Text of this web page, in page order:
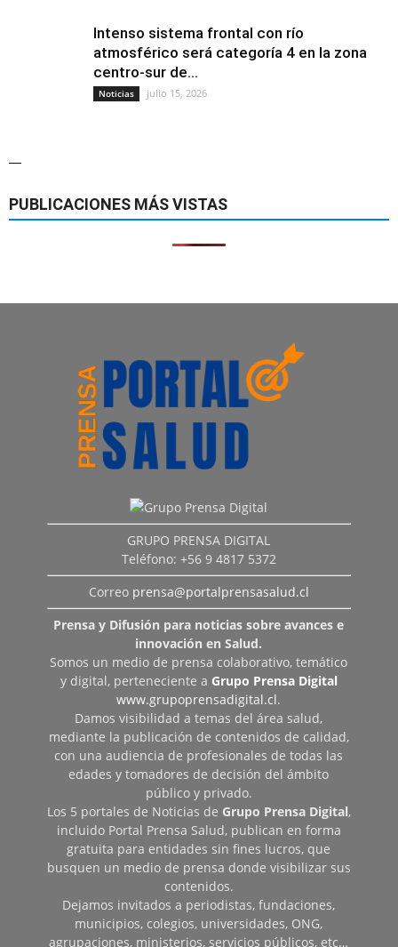
Intenso sistema frontal con río
atmosférico será categoría 4 en la zona
centro-sur de...
Noticias julio 15, 2026
—
PUBLICACIONES MÁS VISTAS
GRUPO PRENSA DIGITAL
Teléfono: +56 9 4817 5372
Correo prensa@portalprensasalud.cl
Prensa y Difusión para noticias sobre avances e
innovación en Salud.
Somos un medio de prensa colaborativo, temático
y digital, perteneciente a Grupo Prensa Digital
www.grupoprensadigital.cl.
Damos visibilidad a temas del área salud,
mediante la publicación de contenidos de calidad,
con una audiencia de profesionales de todas las
edades y tomadores de decisión del ámbito
público y privado.
Los 5 portales de Noticias de Grupo Prensa Digital,
incluido Portal Prensa Salud, publican en forma
gratuita para entidades sin fines lucros, que
busquen un medio de prensa donde visibilizar sus
contenidos.
Dejamos invitados a periodistas, fundaciones,
municipios, colegios, universidades, ONG,
agrupaciones, ministerios, servicios públicos, etc…